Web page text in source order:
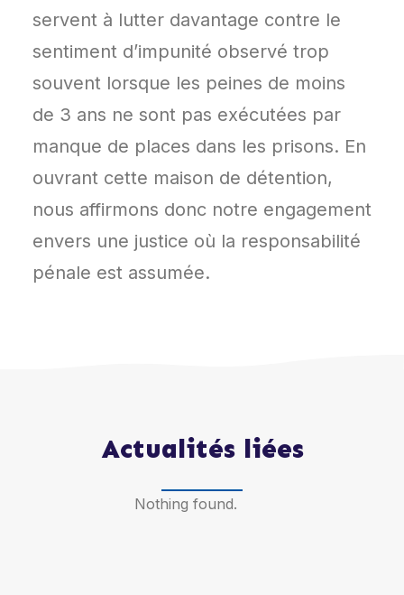
servent à lutter davantage contre le
sentiment d’impunité observé trop
souvent lorsque les peines de moins
de 3 ans ne sont pas exécutées par
manque de places dans les prisons. En
ouvrant cette maison de détention,
nous affirmons donc notre engagement
envers une justice où la responsabilité
pénale est assumée.
Actualités liées
Nothing found.